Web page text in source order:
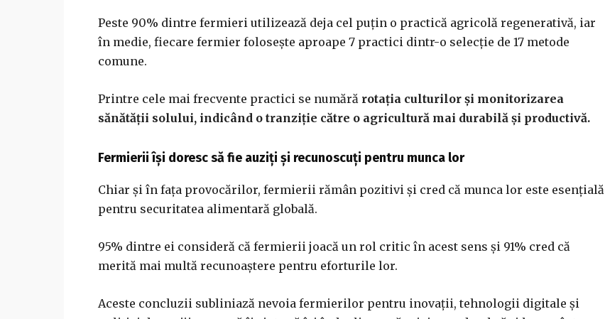
Peste 90% dintre fermieri utilizează deja cel puțin o practică agricolă regenerativă, iar
în medie, fiecare fermier folosește aproape 7 practici dintr-o selecție de 17 metode
comune.
Printre cele mai frecvente practici se numără rotația culturilor și monitorizarea
sănătății solului, indicând o tranziție către o agricultură mai durabilă și productivă.
Fermierii își doresc să fie auziți și recunoscuți pentru munca lor
Chiar și în fața provocărilor, fermierii rămân pozitivi și cred că munca lor este esențială
pentru securitatea alimentară globală.
95% dintre ei consideră că fermierii joacă un rol critic în acest sens și 91% cred că
merită mai multă recunoaștere pentru eforturile lor.
Aceste concluzii subliniază nevoia fermierilor pentru inovații, tehnologii digitale și